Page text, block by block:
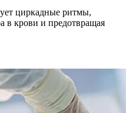
циркадные ритмы,
в крови и предотвращая